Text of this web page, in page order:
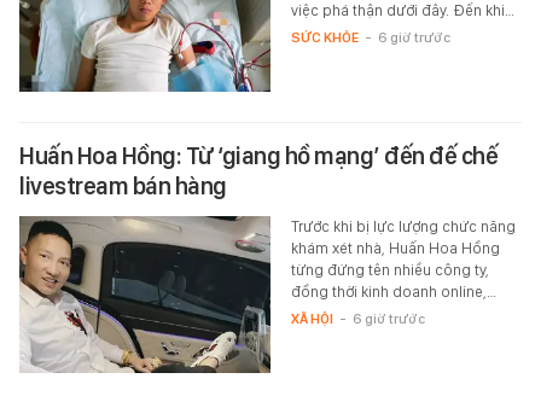
việc phá thận dưới đây. Đến khi…
SỨC KHỎE - 6 giờ trước
Huấn Hoa Hồng: Từ ‘giang hồ mạng’ đến đế chế
livestream bán hàng
Trước khi bị lực lượng chức năng
khám xét nhà, Huấn Hoa Hồng
từng đứng tên nhiều công ty,
đồng thời kinh doanh online,…
XÃ HỘI - 6 giờ trước